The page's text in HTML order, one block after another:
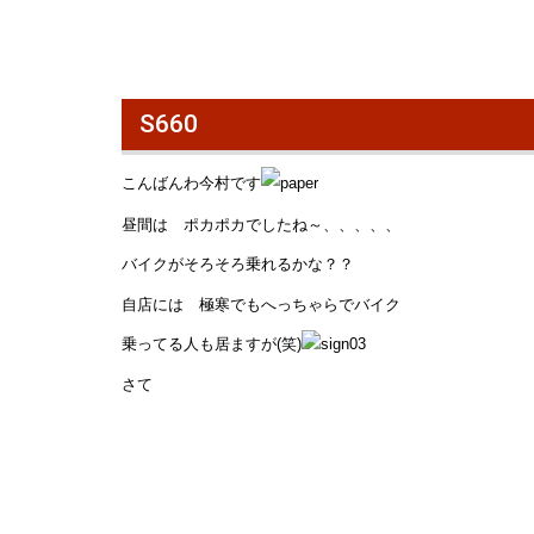
S660
こんばんわ今村です
昼間は ポカポカでしたね～、、、、、
バイクがそろそろ乗れるかな？？
自店には 極寒でもへっちゃらでバイク
乗ってる人も居ますが(笑)
さて